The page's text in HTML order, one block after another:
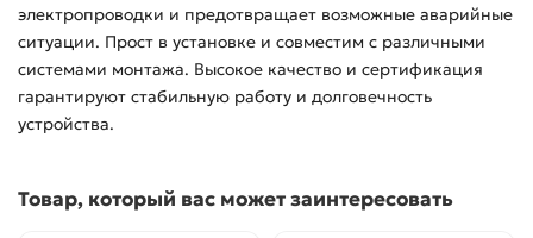
электропроводки и предотвращает возможные аварийные
ситуации. Прост в установке и совместим с различными
системами монтажа. Высокое качество и сертификация
гарантируют стабильную работу и долговечность
устройства.
Товар, который вас может заинтересовать